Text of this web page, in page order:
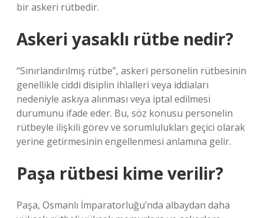
bir askeri rütbedir.
Askeri yasaklı rütbe nedir?
“Sınırlandırılmış rütbe”, askeri personelin rütbesinin
genellikle ciddi disiplin ihlalleri veya iddiaları
nedeniyle askıya alınması veya iptal edilmesi
durumunu ifade eder. Bu, söz konusu personelin
rütbeyle ilişkili görev ve sorumlulukları geçici olarak
yerine getirmesinin engellenmesi anlamına gelir.
Paşa rütbesi kime verilir?
Paşa, Osmanlı İmparatorluğu’nda albaydan daha